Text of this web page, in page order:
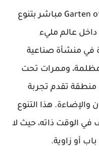
تتميز لعبة Garten of Banban 8 Anti Devil مباشر بتنوع
داخل عالم مليء
في منشأة صناعية
مظلمة، وممرات تحت
منطقة تقدم تجربة
والإضاءة. هذا التنوع
الوقت ذاته، حيث لا
أو زاوية.